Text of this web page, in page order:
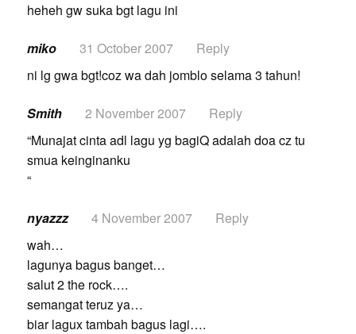
heheh gw suka bgt lagu ini
miko 31 October 2007
Reply
ni lg gwa bgt!coz wa dah jomblo selama 3 tahun!
Smith 2 November 2007
Reply
“Munajat cinta adl lagu yg bagiQ adalah doa cz tu
smua keinginanku
“
nyazzz 4 November 2007
Reply
wah…
lagunya bagus banget…
salut 2 the rock….
semangat teruz ya…
biar lagux tambah bagus lagi….